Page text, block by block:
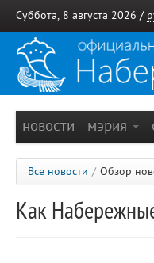
Суббота, 8 августа 2026 /
новости мэрия
Все новости / Обзор
Как